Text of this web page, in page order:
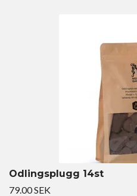
Odlingsplugg 14st
79.00 SEK